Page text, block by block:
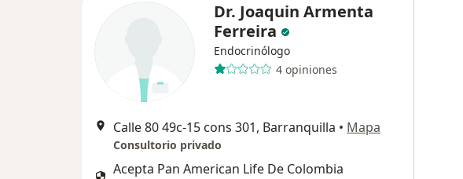
Dr. Joaquin Armenta
Ferreira
Endocrinólogo
4 opiniones
Calle 80 49c-15 cons 301, Barranquilla • Mapa
Consultorio privado
Acepta Pan American Life De Colombia